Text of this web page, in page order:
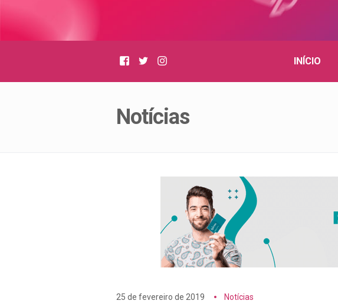
Facebook
Twitter INÍCIO
Notícias
25 de fevereiro de 2019 Notícias